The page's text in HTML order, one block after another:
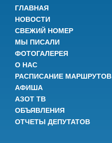
ГЛАВНАЯ
НОВОСТИ
СВЕЖИЙ НОМЕР
МЫ ПИСАЛИ
ФОТОГАЛЕРЕЯ
О НАС
РАСПИСАНИЕ МАРШРУТОВ
АФИША
АЗОТ ТВ
ОБЪЯВЛЕНИЯ
ОТЧЕТЫ ДЕПУТАТОВ